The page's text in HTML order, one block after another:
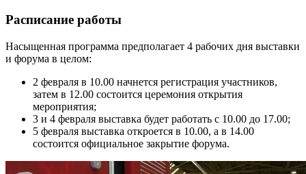
Расписание работы
Насыщенная программа предполагает 4 рабочих дня выставки
и форума в целом:
2 февраля в 10.00 начнется регистрация участников,
затем в 12.00 состоится церемония открытия
мероприятия;
3 и 4 февраля выставка будет работать с 10.00 до 17.00;
5 февраля выставка откроется в 10.00, а в 14.00
состоится официальное закрытие форума.